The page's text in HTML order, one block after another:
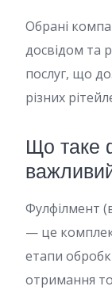
Обрані
досвідом та
послуг, що
різних
Що таке
Фулфілмент
— це
етапи
отримання